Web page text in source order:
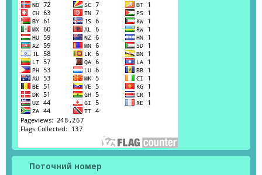
Поточний номер